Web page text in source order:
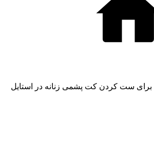
برای ست کردن کت پشمی زنانه در استایل